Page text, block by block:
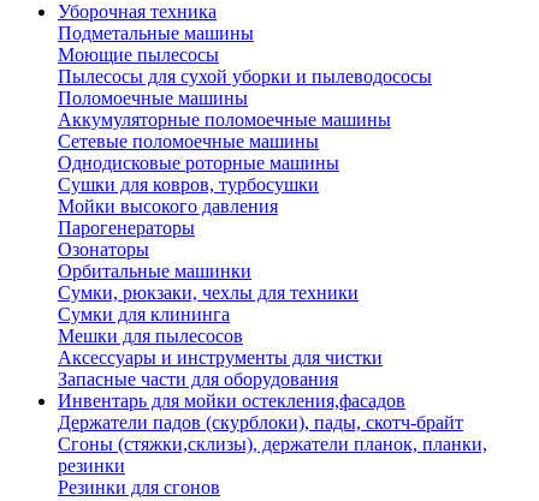
Уборочная техника
Подметальные машины
Моющие пылесосы
Пылесосы для сухой уборки и пылеводососы
Поломоечные машины
Аккумуляторные поломоечные машины
Сетевые поломоечные машины
Однодисковые роторные машины
Сушки для ковров, турбосушки
Мойки высокого давления
Парогенераторы
Озонаторы
Орбитальные машинки
Сумки, рюкзаки, чехлы для техники
Сумки для клининга
Мешки для пылесосов
Аксессуары и инструменты для чистки
Запасные части для оборудования
Инвентарь для мойки остекления,фасадов
Держатели падов (скурблоки), пады, скотч-брайт
Сгоны (стяжки,склизы), держатели планок, планки,
резинки
Резинки для сгонов